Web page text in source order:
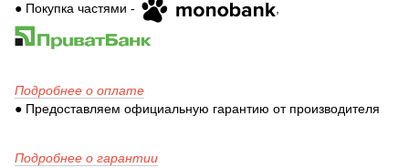
● Покупка частями - ,
Подробнее о оплате
● Предоставляем официальную гарантию от производителя
Подробнее о гарантии